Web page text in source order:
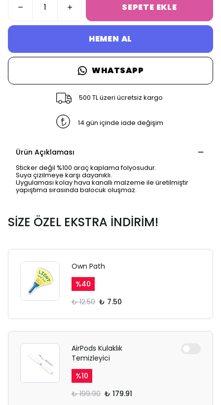
SEPETE EKLE
HEMEN AL
WHATSAPP
500 TL üzeri ücretsiz kargo
14 gün içinde iade değişim
Ürün Açıklaması
Sticker değil %100 araç kaplama folyosudur.
Suya çizilmeye karşı dayanıklı.
Uygulaması kolay hava kanallı malzeme ile üretilmiştir
yapıştıma sırasında balocuk oluşmaz.
SİZE ÖZEL EKSTRA İNDİRİM!
Own Path
%40
₺ 12.50 ₺ 7.50
AirPods Kulaklık
Temizleyici
%10
₺ 199.90 ₺ 179.91